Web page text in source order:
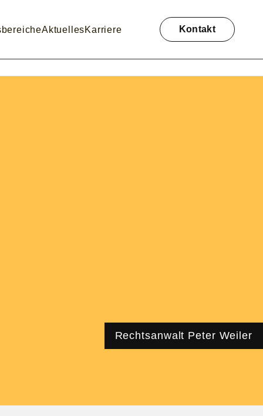
überspringen
AktuellesKarriere Kontakt
Rechtsanwalt Peter Weiler